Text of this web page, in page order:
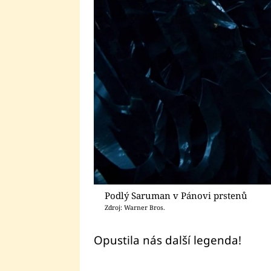
Podlý Saruman v Pánovi prstenů
Zdroj: Warner Bros.
Opustila nás další legenda!